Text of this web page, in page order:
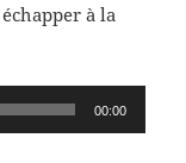
à la
00:00